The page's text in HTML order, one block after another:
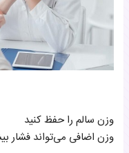
وزن سالم را حفظ کنید
وزن اضافی می‌تواند فشار